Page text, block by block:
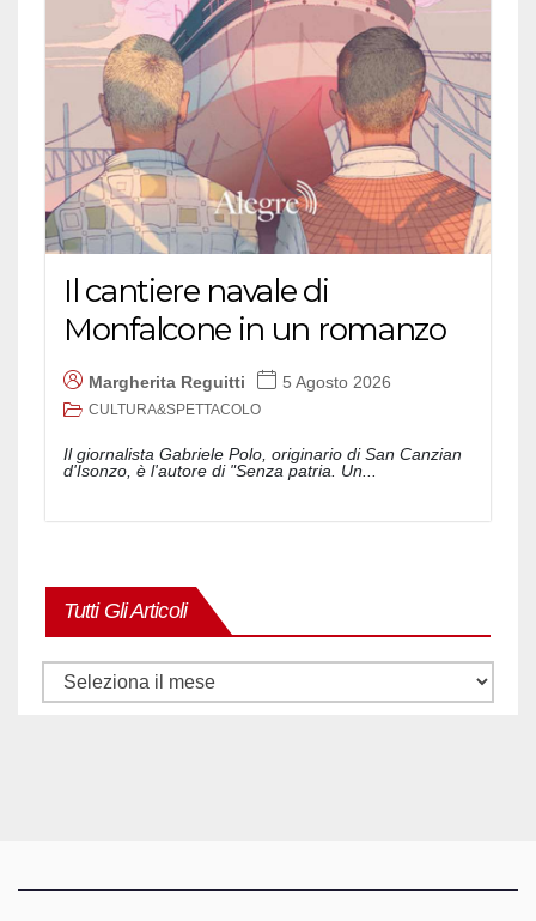
Il cantiere navale di
Monfalcone in un romanzo
Margherita Reguitti 5 Agosto 2026
CULTURA&SPETTACOLO
Il giornalista Gabriele Polo, originario di San Canzian
d'Isonzo, è l'autore di "Senza patria. Un...
Tutti Gli Articoli
Tutti